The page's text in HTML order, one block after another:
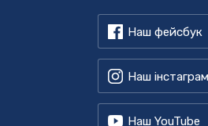
Наш фейсбук
Наш інстаграм
Наш YouTube